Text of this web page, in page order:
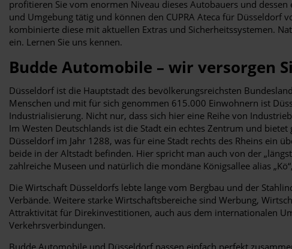
profitieren Sie vom enormen Niveau dieses Autobauers und
und Umgebung tätig und können den CUPRA Ateca für
kombinierte diese mit aktuellen Extras und Sicherheitssystemen.
ein. Lernen Sie uns kennen.
Budde Automobile – wir versorgen
Düsseldorf ist die Hauptstadt des bevölkerungsreichsten
Menschen und mit für sich genommen 615.000 Einwohnern ist
Industrialisierung. Nicht nur, dass sich hier eine Reihe von
Im Westen Deutschlands ist die Stadt ein echtes Zentrum und
Düsseldorf im Jahr 1288, was für eine Stadt rechts des Rheins ein
beide in der Altstadt befinden. Hier spricht man auch von der
zahlreiche Museen und natürlich die mondäne Königsallee alias
Die Wirtschaft Düsseldorfs lebte lange vom Bergbau und der
Verbände. Weitere starke Wirtschaftsbereiche sind Werbung,
Attraktivität für Direkinvestitionen, auch aus dem internationalen
Verkehrsverbindungen.
Budde Automobile und Düsseldorf passen einfach perfekt